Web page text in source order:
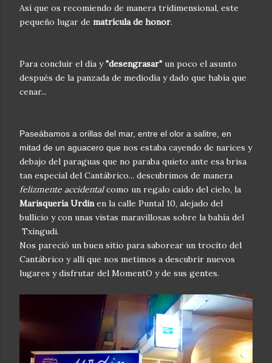
Así que os recomiendo de manera tridimensional, este
pequeño lugar de matrícula de honor.
Para concluir el día y"desengrasar" un poco el asunto
después de la panzada de mediodía y dado que había que
cenar...
Paseábamos a orillas del mar, entre el olor a salitre, en
mitad de un aguacero que nos estaba cayendo de narices y
debajo del paraguas que no paraba quieto ante esabrisa
tan especial del Cantábrico... descubrimos de manera
felizmente accidentalcomo un regalo caído del cielo, la
Marisquería Urdinen la calle Puntal 10, alejado del
bullicio y con unas vistas maravillosas sobre la bahía del
Txingudi.
Nos pareció un buen sitio para saborear un trocito del
Cantábrico y allí que nos metimos a descubrir nuevos
lugares y disfrutar del MomentO y de sus gentes.